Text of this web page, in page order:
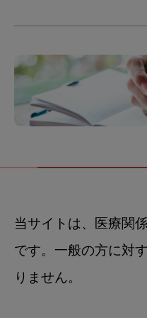
当サイトは、医療関
です。一般の方に対
りません。